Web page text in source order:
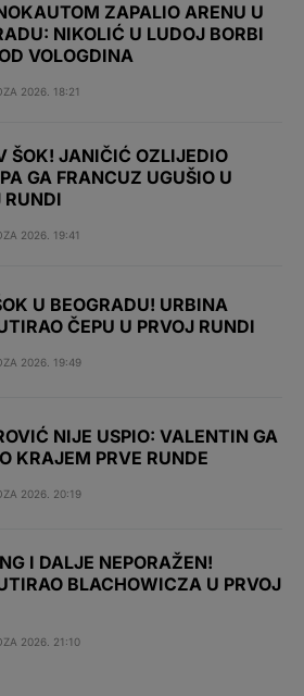
ZAPALIO ARENU U
NIKOLIĆ U LUDOJ BORBI
VOLOGDINA
2026. 18:21
ŠOK! JANIČIĆ OZLIJEDIO
GA FRANCUZ UGUŠIO U
RUNDI
2026. 19:41
U BEOGRADU! URBINA
ČEPU U PRVOJ RUNDI
2026. 19:49
NIJE USPIO: VALENTIN GA
KRAJEM PRVE RUNDE
2026. 20:19
I DALJE NEPORAŽEN!
BLACHOWICZA U PRVOJ
2026. 21:10